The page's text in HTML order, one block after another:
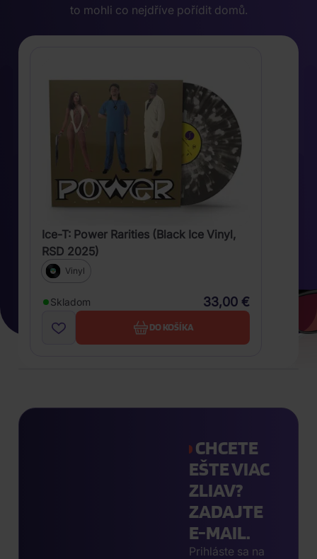
to mohli co nejdříve pořídit domů.
Ice-T: Power Rarities (Black Ice Vinyl,
RSD 2025)
Vinyl
Skladom 33,00 €
DO KOŠÍKA
CHCETE
EŠTE VIAC
ZLIAV?
ZADAJTE
E-MAIL.
Prihláste sa na